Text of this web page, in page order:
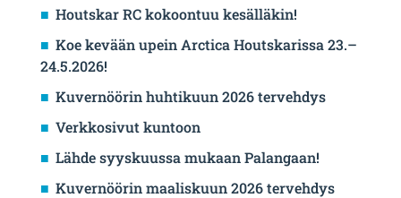
Houtskar RC kokoontuu kesälläkin!
Koe kevään upein Arctica Houtskarissa 23.–
24.5.2026!
Kuvernöörin huhtikuun 2026 tervehdys
Verkkosivut kuntoon
Lähde syyskuussa mukaan Palangaan!
Kuvernöörin maaliskuun 2026 tervehdys